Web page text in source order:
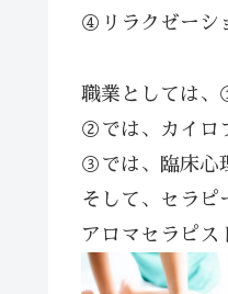
④リラクゼーシ
職業としては、
②では、カイロ
③では、臨床心
そして、セラピ
アロマセラピス